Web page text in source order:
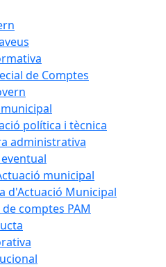
de Comptes
política i tècnica
administrativa
municipal
d'Actuació Municipal
comptes PAM